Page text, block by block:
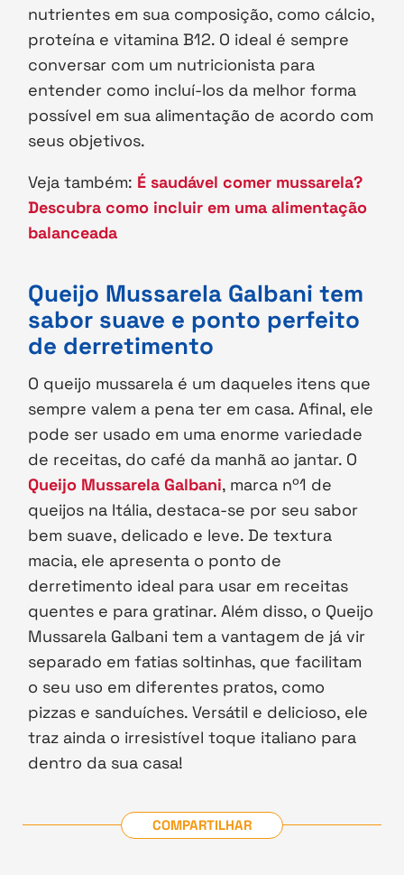
nutrientes em sua composição, como cálcio,
proteína e vitamina B12. O ideal é sempre
conversar com um nutricionista para
entender como incluí-los da melhor forma
possível em sua alimentação de acordo com
seus objetivos.
Veja também: É saudável comer mussarela?
Descubra como incluir em uma alimentação
balanceada
Queijo Mussarela Galbani tem
sabor suave e ponto perfeito
de derretimento
O queijo mussarela é um daqueles itens que
sempre valem a pena ter em casa. Afinal, ele
pode ser usado em uma enorme variedade
de receitas, do café da manhã ao jantar. O
Queijo Mussarela Galbani, marca nº1 de
queijos na Itália, destaca-se por seu sabor
bem suave, delicado e leve. De textura
macia, ele apresenta o ponto de
derretimento ideal para usar em receitas
quentes e para gratinar. Além disso, o Queijo
Mussarela Galbani tem a vantagem de já vir
separado em fatias soltinhas, que facilitam
o seu uso em diferentes pratos, como
pizzas e sanduíches. Versátil e delicioso, ele
traz ainda o irresistível toque italiano para
dentro da sua casa!
COMPARTILHAR